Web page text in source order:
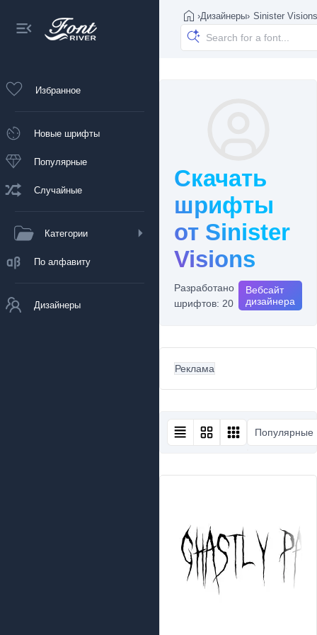
Избранное
Новые шрифты
Популярные
Случайные
Категории
По алфавиту
Дизайнеры
›Дизайнеры› Sinister Visions
Скачать
шрифты
от Sinister
Visions
Разработано
шрифтов: 20
Вебсайт
дизайнера
Реклама
Популярные